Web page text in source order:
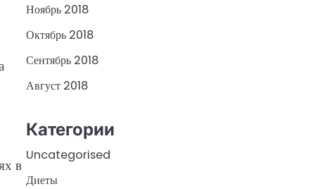
в
Ноябрь 2018
Октябрь 2018
Сентябрь 2018
Август 2018
Категории
Uncategorised
Диеты